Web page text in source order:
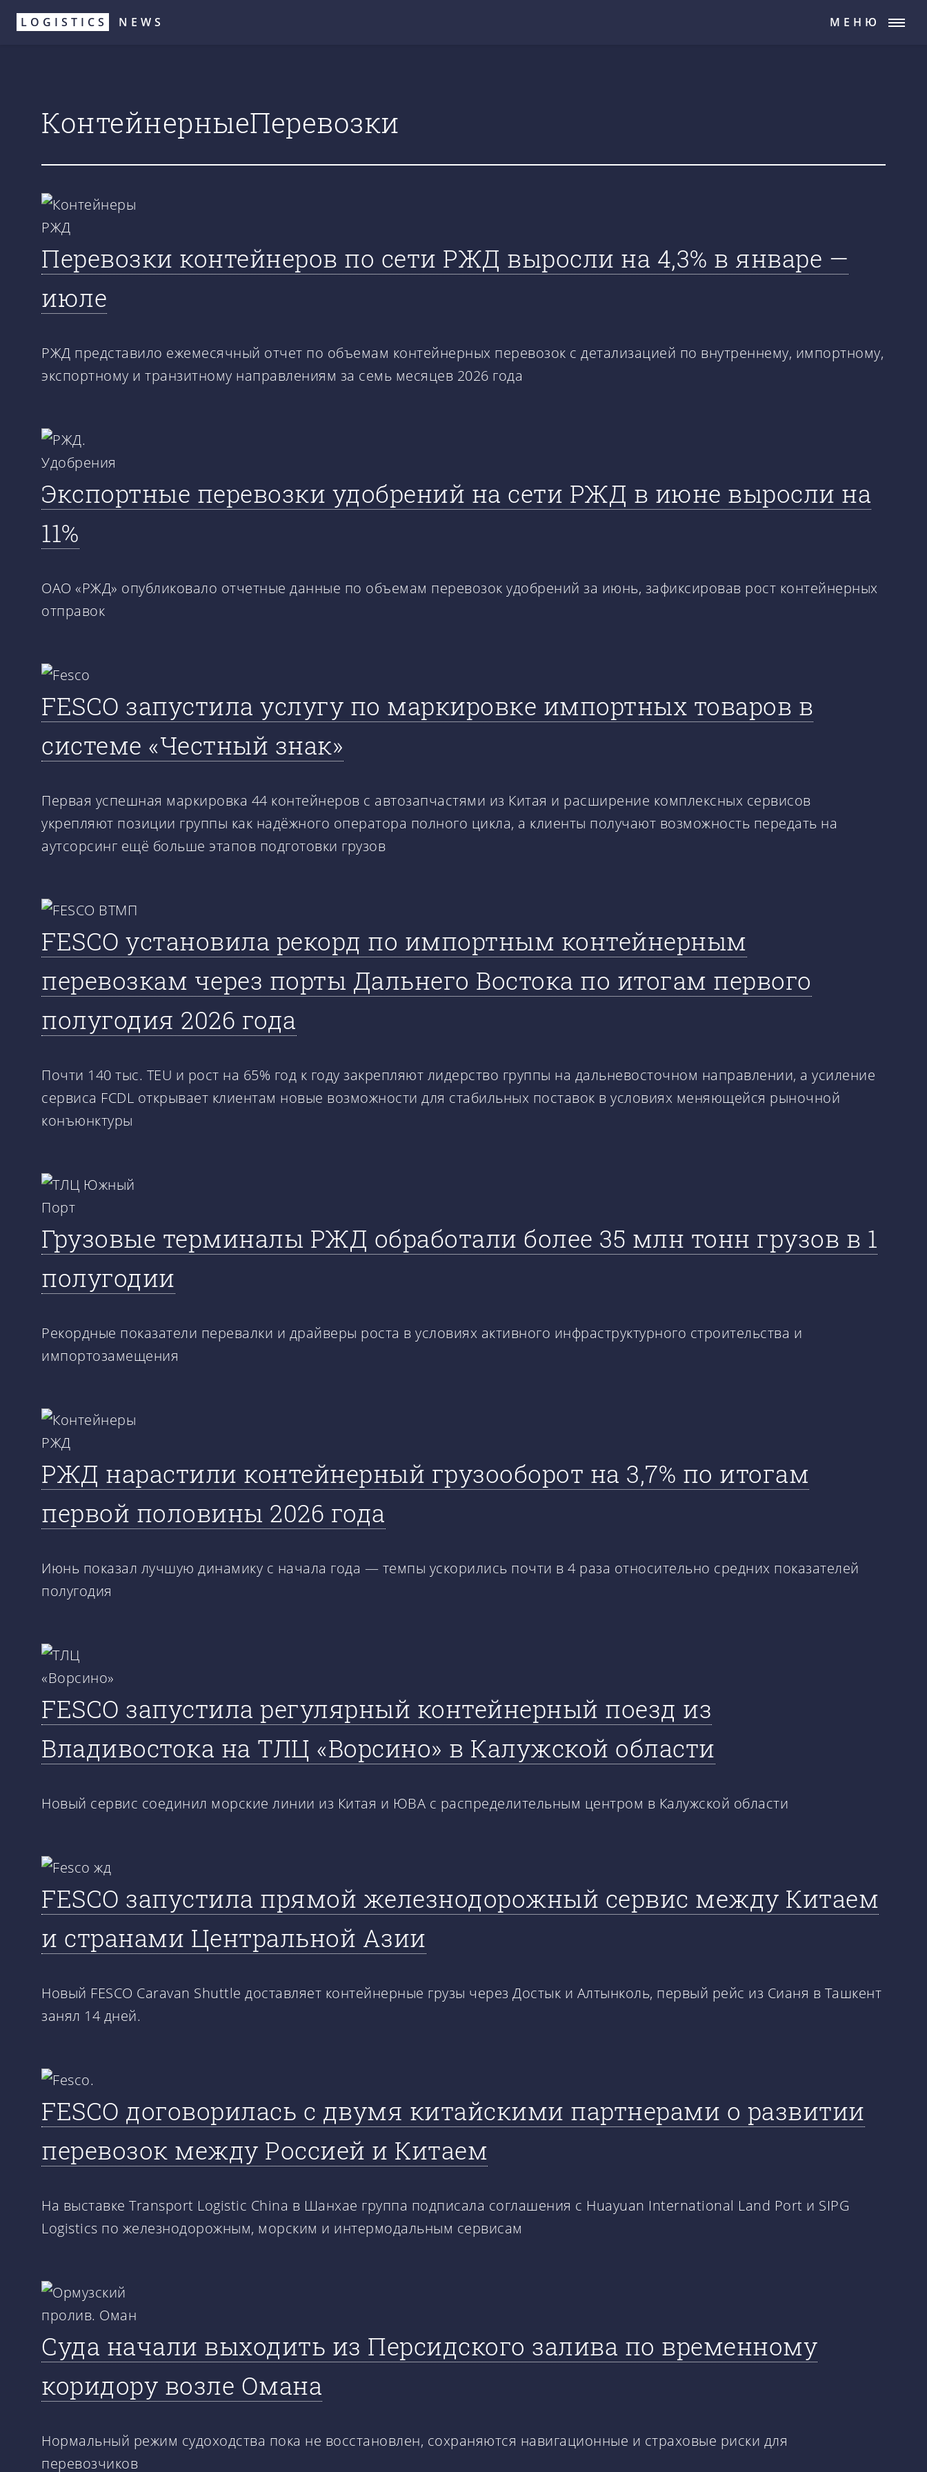
Перейти
LOGISTICS NEWS МЕНЮ
КонтейнерныеПеревозки
Перевозки контейнеров по сети РЖД выросли на 4,3% в январе —
июле
РЖД представило ежемесячный отчет по объемам контейнерных перевозок с детализацией по внутреннему, импортному,
экспортному и транзитному направлениям за семь месяцев 2026 года
Экспортные перевозки удобрений на сети РЖД в июне выросли на
11%
ОАО «РЖД» опубликовало отчетные данные по объемам перевозок удобрений за июнь, зафиксировав рост контейнерных
отправок
FESCO запустила услугу по маркировке импортных товаров в
системе «Честный знак»
Первая успешная маркировка 44 контейнеров с автозапчастями из Китая и расширение комплексных сервисов
укрепляют позиции группы как надёжного оператора полного цикла, а клиенты получают возможность передать на
аутсорсинг ещё больше этапов подготовки грузов
FESCO установила рекорд по импортным контейнерным
перевозкам через порты Дальнего Востока по итогам первого
полугодия 2026 года
Почти 140 тыс. TEU и рост на 65% год к году закрепляют лидерство группы на дальневосточном направлении, а усиление
сервиса FCDL открывает клиентам новые возможности для стабильных поставок в условиях меняющейся рыночной
конъюнктуры
Грузовые терминалы РЖД обработали более 35 млн тонн грузов в 1
полугодии
Рекордные показатели перевалки и драйверы роста в условиях активного инфраструктурного строительства и
импортозамещения
РЖД нарастили контейнерный грузооборот на 3,7% по итогам
первой половины 2026 года
Июнь показал лучшую динамику с начала года — темпы ускорились почти в 4 раза относительно средних показателей
полугодия
FESCO запустила регулярный контейнерный поезд из
Владивостока на ТЛЦ «Ворсино» в Калужской области
Новый сервис соединил морские линии из Китая и ЮВА с распределительным центром в Калужской области
FESCO запустила прямой железнодорожный сервис между Китаем
и странами Центральной Азии
Новый FESCO Caravan Shuttle доставляет контейнерные грузы через Достык и Алтынколь, первый рейс из Сианя в Ташкент
занял 14 дней.
FESCO договорилась с двумя китайскими партнерами о развитии
перевозок между Россией и Китаем
На выставке Transport Logistic China в Шанхае группа подписала соглашения с Huayuan International Land Port и SIPG
Logistics по железнодорожным, морским и интермодальным сервисам
Суда начали выходить из Персидского залива по временному
коридору возле Омана
Нормальный режим судоходства пока не восстановлен, сохраняются навигационные и страховые риски для
перевозчиков